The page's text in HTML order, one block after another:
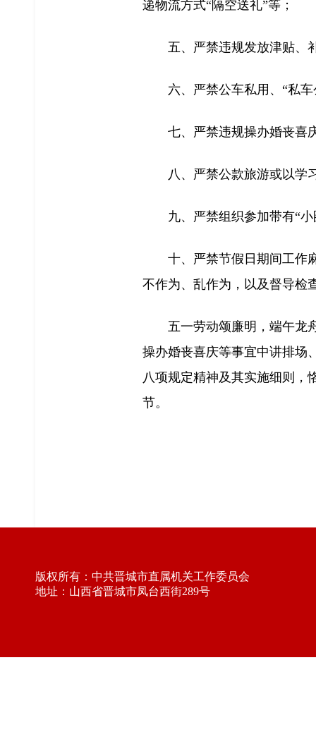
递物流方式“隔空送礼”等；
五、严禁违规发放津贴、
六、严禁公车私用、“私
七、严禁违规操办婚丧喜
八、严禁公款旅游或以学
九、严禁组织参加带有“
十、严禁节假日期间工作
不作为、乱作为，以及督导检
五一劳动颂廉明，端午龙
操办婚丧喜庆等事宜中讲排场
八项规定精神及其实施细则，
节。
版权所有：中共晋城市直属机关工作委员会
地址：山西省晋城市凤台西街289号